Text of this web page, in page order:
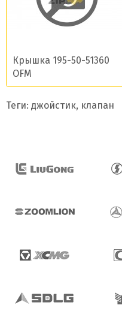
Крышка 195-50-51360
OFM
Теги: джойстик, клапан